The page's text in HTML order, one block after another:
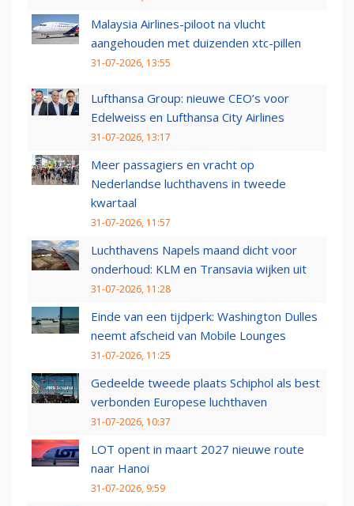
Malaysia Airlines-piloot na vlucht
aangehouden met duizenden xtc-pillen
31-07-2026, 13:55
Lufthansa Group: nieuwe CEO’s voor
Edelweiss en Lufthansa City Airlines
31-07-2026, 13:17
Meer passagiers en vracht op
Nederlandse luchthavens in tweede
kwartaal
31-07-2026, 11:57
Luchthavens Napels maand dicht voor
onderhoud: KLM en Transavia wijken uit
31-07-2026, 11:28
Einde van een tijdperk: Washington Dulles
neemt afscheid van Mobile Lounges
31-07-2026, 11:25
Gedeelde tweede plaats Schiphol als best
verbonden Europese luchthaven
31-07-2026, 10:37
LOT opent in maart 2027 nieuwe route
naar Hanoi
31-07-2026, 9:59